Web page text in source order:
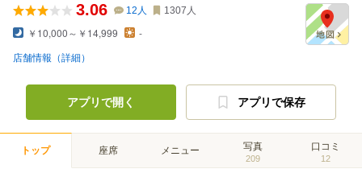
3.06 12 人 1307 人
￥10,000～￥14,999 -
店舗情報（詳細）
アプリで開く アプリで保存
トップ 座席 メニュー 写真
209
口コミ
12